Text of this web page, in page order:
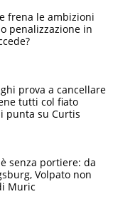
frena le ambizioni
penalizzazione in
prova a cancellare
tutti col fiato
punta su Curtis
senza portiere: da
Volpato non
Muric